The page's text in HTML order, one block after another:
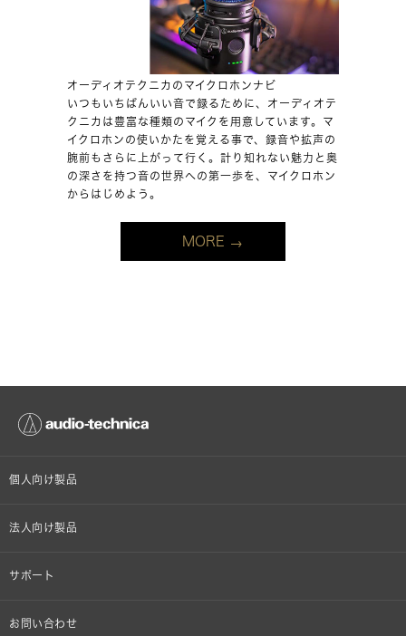
オーディオテクニカのマイクロホンナビ
いつもいちばんいい音で録るために、オーディオテ
クニカは豊富な種類のマイクを用意しています。マ
イクロホンの使いかたを覚える事で、録音や拡声の
腕前もさらに上がって行く。計り知れない魅力と奥
の深さを持つ音の世界への第一歩を、マイクロホン
からはじめよう。
MORE
個人向け製品
オンラインストア限定
法人向け製品
設備音響機器
サポート
個人向け製品サポート
お問い合わせ